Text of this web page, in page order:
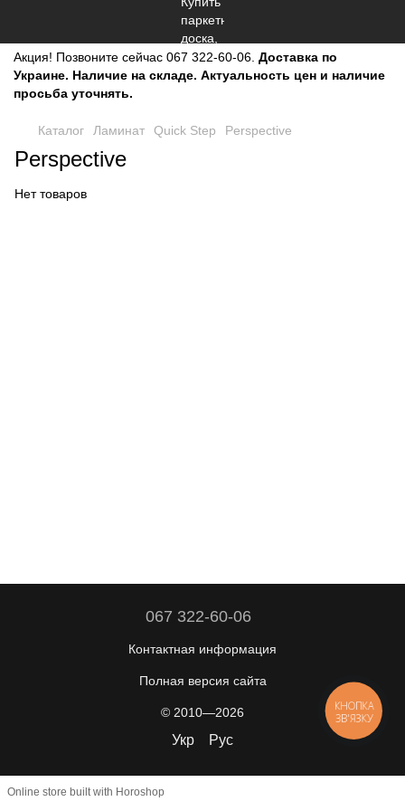
Акция! Позвоните сейчас 067 322-60-06. Доставка по
Украине. Наличие на складе. Актуальность цен и наличие
просьба уточнять.
Каталог Ламинат Quick Step Perspective
Perspective
Нет товаров
067 322-60-06
Контактная информация
Полная версия сайта
© 2010—2026
Укр Рус
Online store built with Horoshop
КНОПКА
ЗВ'ЯЗКУ